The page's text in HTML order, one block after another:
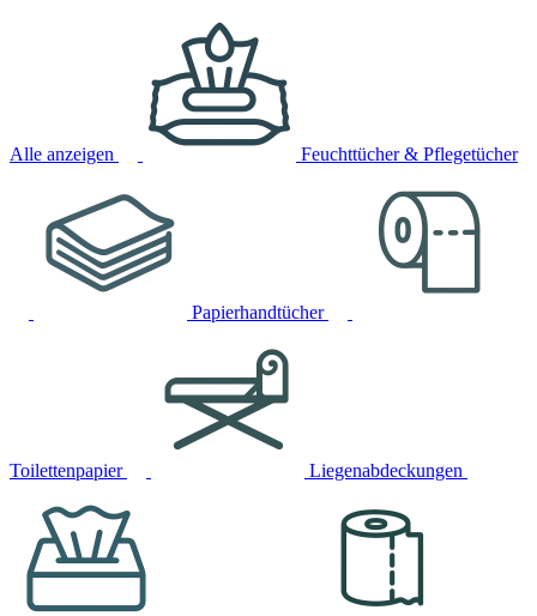
Alle anzeigen Feuchttücher & Pflegetücher
Papierhandtücher
Toilettenpapier Liegenabdeckungen